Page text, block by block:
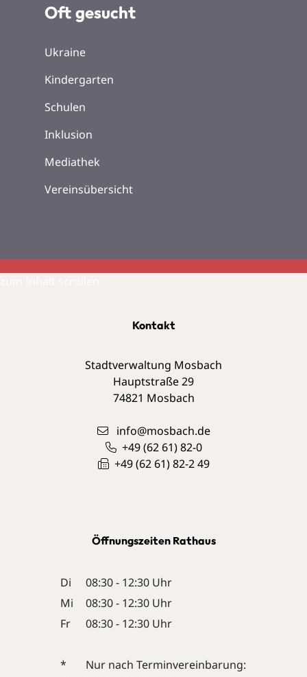
Oft gesucht
Ukraine
Kindergarten
Schulen
Inklusion
Mediathek
Vereinsübersicht
Kontakt
Stadtverwaltung Mosbach
Hauptstraße 29
74821 Mosbach
info@mosbach.de
+49 (62 61) 82-0
+49 (62 61) 82-2 49
Öffnungszeiten Rathaus
Di
08:30 - 12:30 Uhr
Mi
08:30 - 12:30 Uhr
Fr
08:30 - 12:30 Uhr
*
Nur nach Terminvereinbarung: